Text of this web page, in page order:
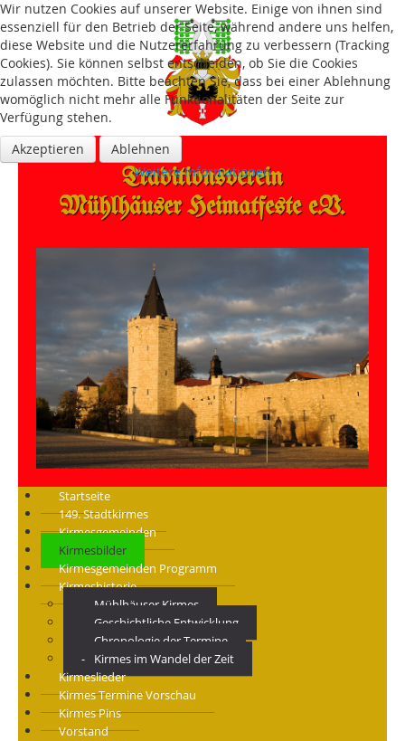
Traditions­verein
Mühlhäuser Heimatfeste e.V.
Startseite
149. Stadtkirmes
Kirmesgemeinden
Kirmesbilder
Kirmesgemeinden Programm
Kirmeshistorie
Mühlhäuser Kirmes
Geschichtliche Entwicklung
Chronologie der Termine
Kirmes im Wandel der Zeit
Kirmeslieder
Kirmes Termine Vorschau
Kirmes Pins
Vorstand
Wir nutzen Cookies auf unserer Website. Einige von ihnen sind
essenziell für den Betrieb der Seite, während andere uns helfen,
diese Website und die Nutzererfahrung zu verbessern (Tracking
Cookies). Sie können selbst entscheiden, ob Sie die Cookies
zulassen möchten. Bitte beachten Sie, dass bei einer Ablehnung
womöglich nicht mehr alle Funktionalitäten der Seite zur
Verfügung stehen.
Akzeptieren
Ablehnen
Weitere Informationen